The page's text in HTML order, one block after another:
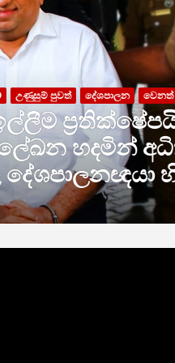
උණුසුම් පුවත් දේශපාලන වෙනත්
ප්‍රතික්ෂේපයි
හදමින්
දේශපාලනඥයා